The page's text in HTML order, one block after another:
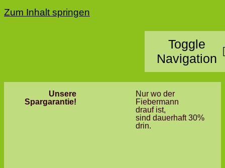
Zum Inhalt springen
Toggle
Navigation
Unsere
Spargarantie!
Nur wo der
Fiebermann
drauf ist,
sind dauerhaft 30%
drin.